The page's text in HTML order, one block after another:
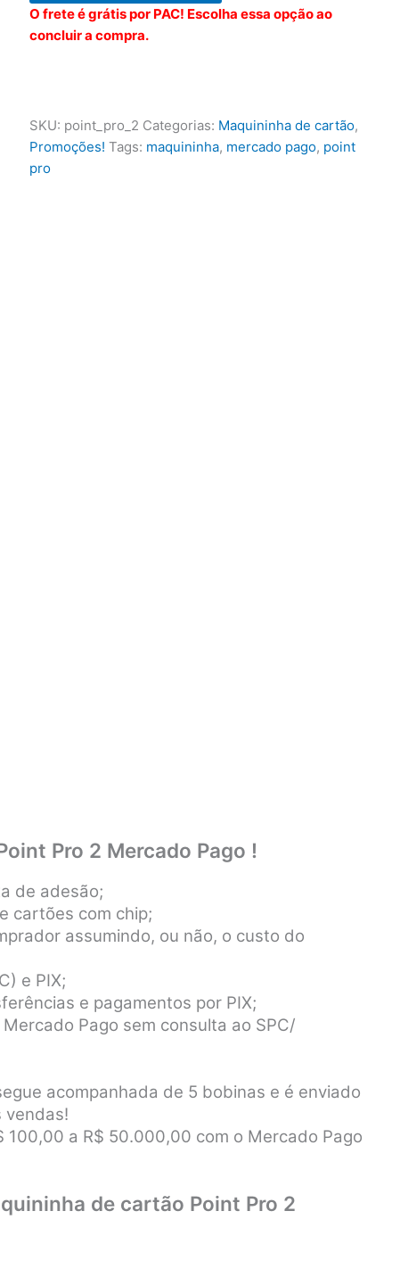
Pro
2
O frete é grátis por PAC! Escolha essa opção ao
concluir a compra.
SKU: point_pro_2 Categorias: Maquininha de cartão,
Promoções! Tags: maquininha, mercado pago, point
pro
Pro 2 Mercado Pago !
de adesão;
cartões com chip;
assumindo, ou não, o custo do
e PIX;
e pagamentos por PIX;
Pago sem consulta ao SPC/
acompanhada de 5 bobinas e é enviado
vendas!
a R$ 50.000,00 com o Mercado Pago
de cartão Point Pro 2